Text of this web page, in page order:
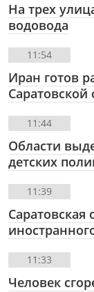
На трех
водовода
11:54
Иран готов
Саратовской
11:44
Области
детских
11:39
Саратовская
11:33
Человек